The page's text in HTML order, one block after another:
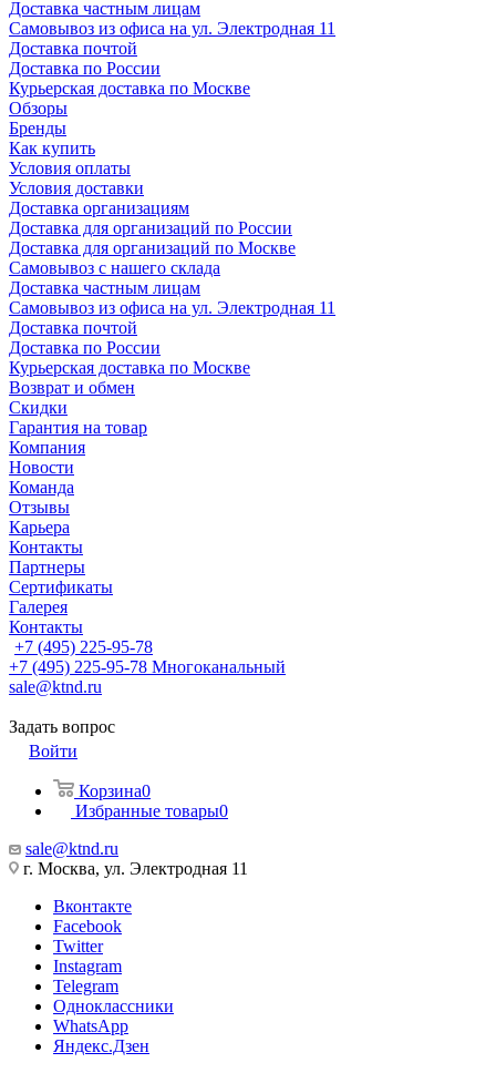
Доставка частным лицам
Самовывоз из офиса на ул. Электродная 11
Доставка почтой
Доставка по России
Курьерская доставка по Москве
Обзоры
Бренды
Как купить
Условия оплаты
Условия доставки
Доставка организациям
Доставка для организаций по России
Доставка для организаций по Москве
Самовывоз с нашего склада
Доставка частным лицам
Самовывоз из офиса на ул. Электродная 11
Доставка почтой
Доставка по России
Курьерская доставка по Москве
Возврат и обмен
Скидки
Гарантия на товар
Компания
Новости
Команда
Отзывы
Карьера
Контакты
Партнеры
Сертификаты
Галерея
Контакты
+7 (495) 225-95-78
+7 (495) 225-95-78 Многоканальный
sale@ktnd.ru
Задать вопрос
Войти
Корзина0
Избранные товары0
sale@ktnd.ru
г. Москва, ул. Электродная 11
Вконтакте
Facebook
Twitter
Instagram
Telegram
Одноклассники
WhatsApp
Яндекс.Дзен